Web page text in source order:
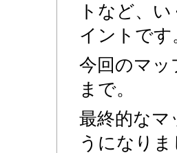
トなど、
イントです
今回のマッ
まで。
最終的なマ
うになり